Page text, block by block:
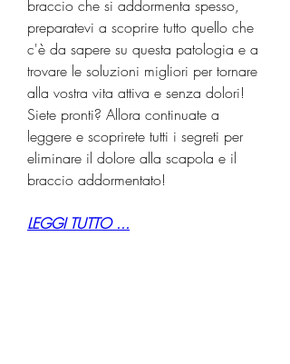
braccio che si addormenta spesso,
preparatevi a scoprire tutto quello che
c'è da sapere su questa patologia e a
trovare le soluzioni migliori per tornare
alla vostra vita attiva e senza dolori!
Siete pronti? Allora continuate a
leggere e scoprirete tutti i segreti per
eliminare il dolore alla scapola e il
braccio addormentato!
LEGGI TUTTO ...